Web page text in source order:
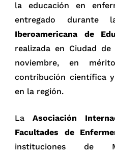
la educación en
entregado
Iberoamericana de
realizada en Ciudad
noviembre, en
contribución científica
en la región.
LaAsociación
Facultades de
instituciones de